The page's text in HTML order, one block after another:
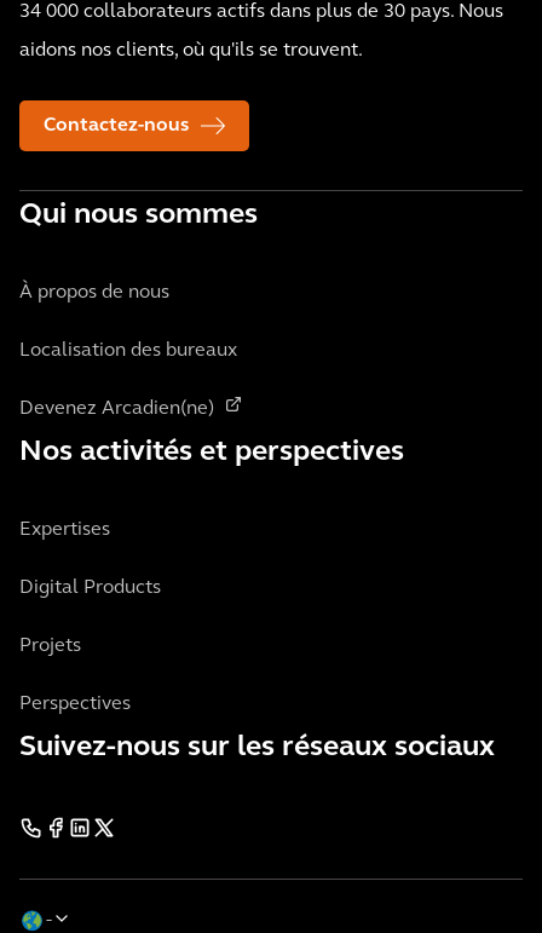
34 000 collaborateurs actifs dans plus de 30 pays. Nous
aidons nos clients, où qu'ils se trouvent.
Contactez-nous
Qui nous sommes
À propos de nous
Localisation des bureaux
Devenez Arcadien(ne)
Nos activités et perspectives
Expertises
Digital Products
Projets
Perspectives
Suivez-nous sur les réseaux sociaux